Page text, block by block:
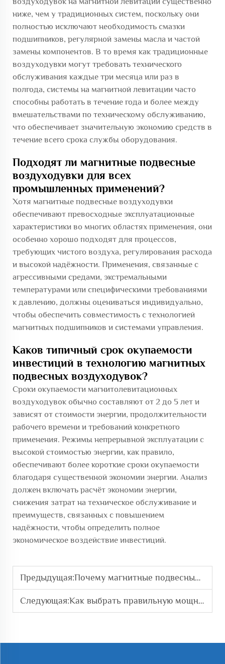
ниже, чем у традиционных систем, поскольку они
полностью исключают необходимость смазки
подшипников, регулярной замены масла и частой
замены компонентов. В то время как традиционные
воздуходувки могут требовать технического
обслуживания каждые три месяца или раз в
полгода, системы на магнитной левитации часто
способны работать в течение года и более между
вмешательствами по техническому обслуживанию,
что обеспечивает значительную экономию средств в
течение всего срока службы оборудования.
Подходят ли магнитные подвесные
воздуходувки для всех
промышленных применений?
Хотя магнитные подвесные воздуходувки
обеспечивают превосходные эксплуатационные
характеристики во многих областях применения, они
особенно хорошо подходят для процессов,
требующих чистого воздуха, регулирования расхода
и высокой надёжности. Применения, связанные с
агрессивными средами, экстремальными
температурами или специфическими требованиями
к давлению, должны оцениваться индивидуально,
чтобы обеспечить совместимость с технологией
магнитных подшипников и системами управления.
Каков типичный срок окупаемости
инвестиций в технологию магнитных
подвесных воздуходувок?
Сроки окупаемости магнитолевитационных
воздуходувок обычно составляют от 2 до 5 лет и
зависят от стоимости энергии, продолжительности
рабочего времени и требований конкретного
применения. Режимы непрерывной эксплуатации с
высокой стоимостью энергии, как правило,
обеспечивают более короткие сроки окупаемости
благодаря существенной экономии энергии. Анализ
должен включать расчёт экономии энергии,
снижения затрат на техническое обслуживание и
преимуществ, связанных с повышением
надёжности, чтобы определить полное
экономическое воздействие инвестиций.
Предыдущая:Почему магнитные подвесные воздуходувки идеально подходят для промышленных применений с низким уровнем шума?
Следующая:Как выбрать правильную мощность воздуходувки для аквакультуры?